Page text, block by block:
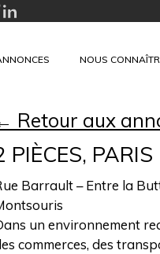
NOUS
Retour aux
PIÈCES, PARIS
Barrault – Entre la
un environnement
commerces, des